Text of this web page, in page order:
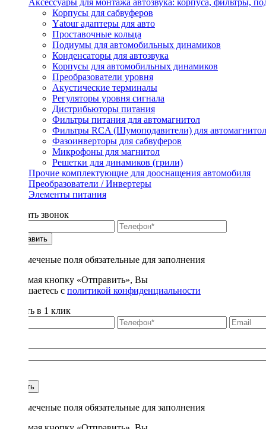
Аксессуары для монтажа автозвука: корпуса, фильтры,
Корпусы для сабвуферов
Yаtour адаптеры для авто
Проставочные кольца
Подиумы для автомобильных динамиков
Конденсаторы для автозвука
Корпусы для автомобильных динамиков
Преобразователи уровня
Акустические терминалы
Регуляторы уровня сигнала
Дистрибьюторы питания
Фильтры питания для автомагнитол
Фильтры RCA (Шумоподавители) для автомагнитол
Фазоинверторы для сабвуферов
Микрофоны для магнитол
Решетки для динамиков (грили)
Прочие комплектующие для дооснащения автомобиля
Преобразователи / Инвертеры
Элементы питания
Заказать звонок
Отправить
* - отмеченые поля обязательные для заполнения
Нажимая кнопку «Отправить», Вы
соглашаетесь с политикой конфиденциальности
Купить в 1 клик
Купить
* - отмеченые поля обязательные для заполнения